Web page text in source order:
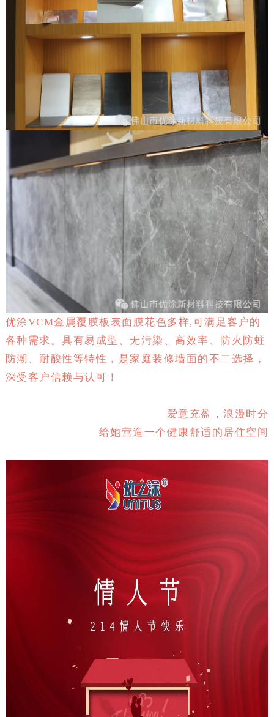
优涂VCM金属覆膜板表面膜花色多样,可满足客户的
各种需求。具有易成型、无污染、高效率、防火防蛀
防潮、耐酸性等特性，是家庭装修墙面的不二选择，
深受客户信赖与认可！
爱意充盈，浪漫时分
给她营造一个健康舒适的居住空间